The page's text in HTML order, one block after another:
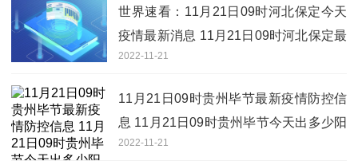
世界速看：11月21日09时河北保定今天
疫情最新消息 11月21日09时河北保定最
新疫情情况
2022-11-21
11月21日09时贵州毕节最新疫情防控信
息 11月21日09时贵州毕节今天出多少阳
性
2022-11-21